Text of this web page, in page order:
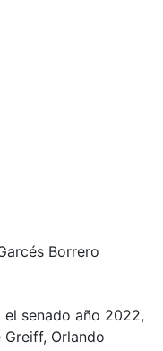
Borrero
senado año 2022,
Orlando